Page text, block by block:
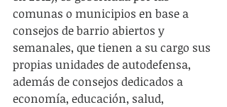
comunas o municipios en base a
consejos de barrio abiertos y
semanales, que tienen a su cargo sus
propias unidades de autodefensa,
además de consejos dedicados a
economía, educación, salud,